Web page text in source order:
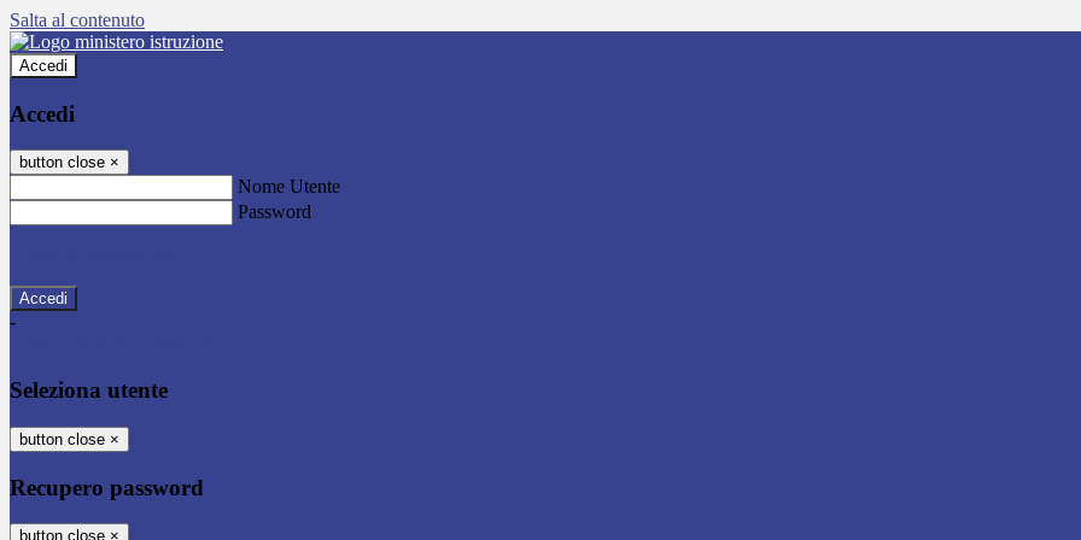
Salta al contenuto
Accedi
Accedi
button close ×
Nome Utente
Password
-
Seleziona utente
button close ×
Recupero password
button close ×